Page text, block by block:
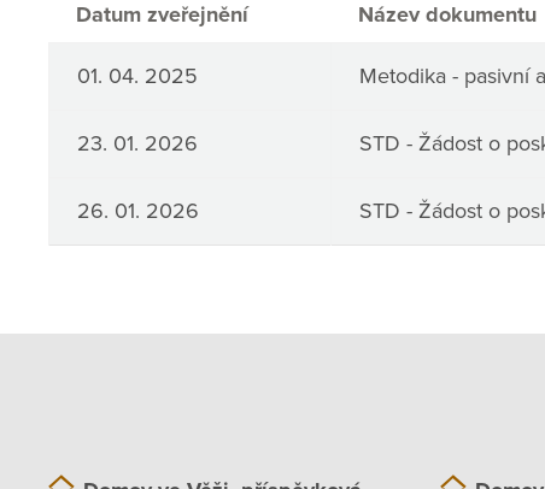
Datum zveřejnění Název dokumentu
01. 04. 2025 Metodika - pasivní
23. 01. 2026 STD - Žádost o
26. 01. 2026 STD - Žádost o